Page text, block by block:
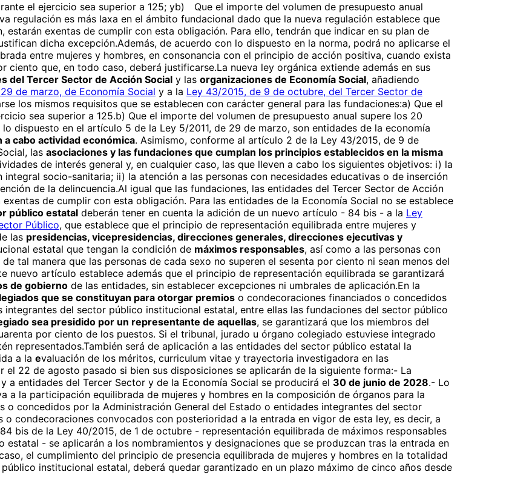
el ejercicio sea superior a 125; yb) Que el importe del volumen de presupuesto anual
regulación es más laxa en el ámbito fundacional dado que la nueva regulación establece que
exentas de cumplir con esta obligación. Para ello, tendrán que indicar en su plan de
dicha excepción.Además, de acuerdo con lo dispuesto en la norma, podrá no aplicarse el
entre mujeres y hombres, en consonancia con el principio de acción positiva, cuando exista
ciento que, en todo caso, deberá justificarse.La nueva ley orgánica extiende además en sus
del Tercer Sector de Acción Social y las organizaciones de Economía Social, añadiendo
de marzo, de Economía Social y a la Ley 43/2015, de 9 de octubre, del Tercer Sector de
los mismos requisitos que se establecen con carácter general para las fundaciones:a) Que el
sea superior a 125.b) Que el importe del volumen de presupuesto anual supere los 20
dispuesto en el artículo 5 de la Ley 5/2011, de 29 de marzo, son entidades de la economía
cabo actividad económica. Asimismo, conforme al artículo 2 de la Ley 43/2015, de 9 de
las asociaciones y las fundaciones que cumplan los principios establecidos en la misma
de interés general y, en cualquier caso, las que lleven a cabo los siguientes objetivos: i) la
socio-sanitaria; ii) la atención a las personas con necesidades educativas o de inserción
de la delincuencia.Al igual que las fundaciones, las entidades del Tercer Sector de Acción
de cumplir con esta obligación. Para las entidades de la Economía Social no se establece
público estatal deberán tener en cuenta la adición de un nuevo artículo - 84 bis - a la Ley
Público, que establece que el principio de representación equilibrada entre mujeres y
las presidencias, vicepresidencias, direcciones generales, direcciones ejecutivas y
estatal que tengan la condición de máximos responsables, así como a las personas con
tal manera que las personas de cada sexo no superen el sesenta por ciento ni sean menos del
nuevo artículo establece además que el principio de representación equilibrada se garantizará
de gobierno de las entidades, sin establecer excepciones ni umbrales de aplicación.En la
que se constituyan para otorgar premios o condecoraciones financiados o concedidos
del sector público institucional estatal, entre ellas las fundaciones del sector público
sea presidido por un representante de aquellas, se garantizará que los miembros del
por ciento de los puestos. Si el tribunal, jurado u órgano colegiado estuviese integrado
representados.También será de aplicación a las entidades del sector público estatal la
a la evaluación de los méritos, curriculum vitae y trayectoria investigadora en las
22 de agosto pasado si bien sus disposiciones se aplicarán de la siguiente forma:- La
a entidades del Tercer Sector y de la Economía Social se producirá el 30 de junio de 2028.- Lo
a la participación equilibrada de mujeres y hombres en la composición de órganos para la
concedidos por la Administración General del Estado o entidades integrantes del sector
condecoraciones convocados con posterioridad a la entrada en vigor de esta ley, es decir, a
84 bis de la Ley 40/2015, de 1 de octubre - representación equilibrada de máximos responsables
- se aplicarán a los nombramientos y designaciones que se produzcan tras la entrada en
el cumplimiento del principio de presencia equilibrada de mujeres y hombres en la totalidad
institucional estatal, deberá quedar garantizado en un plazo máximo de cinco años desde